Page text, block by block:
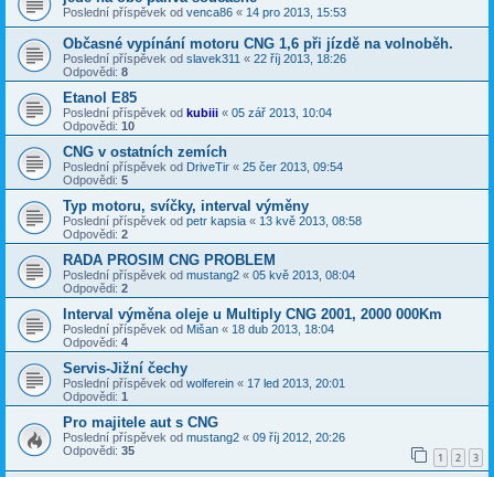
Poslední příspěvek od venca86 « 14 pro 2013, 15:53
Občasné vypínání motoru CNG 1,6 při jízdě na volnoběh.
Poslední příspěvek od slavek311 « 22 říj 2013, 18:26
Odpovědi: 8
Etanol E85
Poslední příspěvek od kubiii « 05 zář 2013, 10:04
Odpovědi: 10
CNG v ostatních zemích
Poslední příspěvek od DriveTir « 25 čer 2013, 09:54
Odpovědi: 5
Typ motoru, svíčky, interval výměny
Poslední příspěvek od petr kapsia « 13 kvě 2013, 08:58
Odpovědi: 2
RADA PROSIM CNG PROBLEM
Poslední příspěvek od mustang2 « 05 kvě 2013, 08:04
Odpovědi: 2
Interval výměna oleje u Multiply CNG 2001, 2000 000Km
Poslední příspěvek od Mišan « 18 dub 2013, 18:04
Odpovědi: 4
Servis-Jižní čechy
Poslední příspěvek od wolferein « 17 led 2013, 20:01
Odpovědi: 1
Pro majitele aut s CNG
Poslední příspěvek od mustang2 « 09 říj 2012, 20:26
Odpovědi: 35 1 2 3